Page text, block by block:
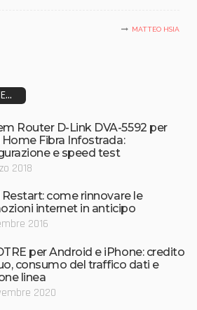
MATTEO HSIA
Router D-Link DVA-5592 per
Fibra Infostrada:
e speed test
2018
come rinnovare le
internet in anticipo
2016
per Android e iPhone: credito
consumo del traffico dati e
linea
2020